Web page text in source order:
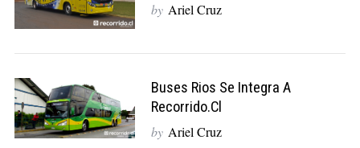
by Ariel Cruz
Buses Rios Se Integra A
Recorrido.cl
by Ariel Cruz